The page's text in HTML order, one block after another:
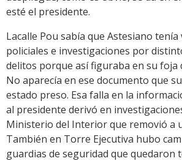
esté el presidente.
Lacalle Pou sabía que Astesiano
policiales e investigaciones por
delitos porque así figuraba en su foja
No aparecía en ese documento que
estado preso. Esa falla en la
al presidente derivó en
Ministerio del Interior que removió a
También en Torre Ejecutiva hubo
guardias de seguridad que quedaron